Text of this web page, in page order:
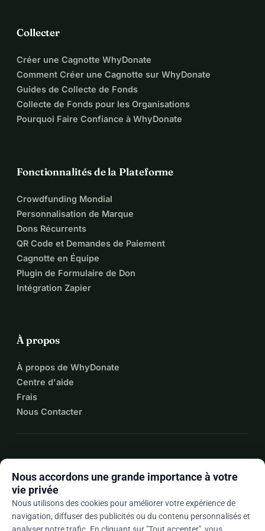
Un endroit où les résidents peuvent vendre des objets faits
main du crochet à de petites œuvres d'art.
De la passivité à la créativité.
4. Mini-Boulangerie
et ainsi contribuer à l'avenir d'Ashiana.
Avec ces projets, nous voulons bâtir quelque chose de plus
grand que la simple réparation. Nous voulons apporter
vitalité, autonomie et solutions durables.
Ne pas seulement donner. Mais aussi faire grandir.
Ne donnons pas seulement du poisson. Apprenons à
pêcher. Pour Ashiana. Pour l'avenir.
Collecter
Créer une Cagnotte WhyDonate
Comment Créer une Cagnotte sur WhyDonate
Guides de Collecte de Fonds
Collecte de Fonds pour les Organisations
Pourquoi Faire Confiance à WhyDonate
Fonctionnalités de la Plateforme
Crowdfunding Mondial
Personnalisation de Marque
Dons Récurrents
QR Code et Demandes de Paiement
Cagnotte en Équipe
Plugin de Formulaire de Don
Intégration Zapier
À propos
À propos de WhyDonate
Centre d'aide
Frais
Nous Contacter
Nous accordons une grande importance à votre
vie privée
Nous utilisons des cookies pour améliorer votre expérience de
navigation, diffuser des publicités ou du contenu personnalisés et